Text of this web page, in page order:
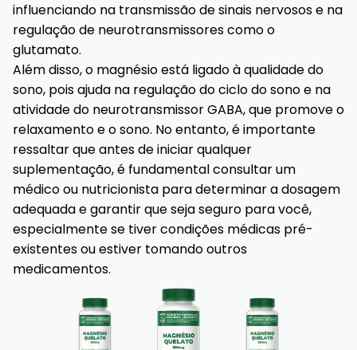
influenciando na transmissão de sinais nervosos e na
regulação de neurotransmissores como o
glutamato.
Além disso, o magnésio está ligado à qualidade do
sono, pois ajuda na regulação do ciclo do sono e na
atividade do neurotransmissor GABA, que promove o
relaxamento e o sono. No entanto, é importante
ressaltar que antes de iniciar qualquer
suplementação, é fundamental consultar um
médico ou nutricionista para determinar a dosagem
adequada e garantir que seja seguro para você,
especialmente se tiver condições médicas pré-
existentes ou estiver tomando outros
medicamentos.